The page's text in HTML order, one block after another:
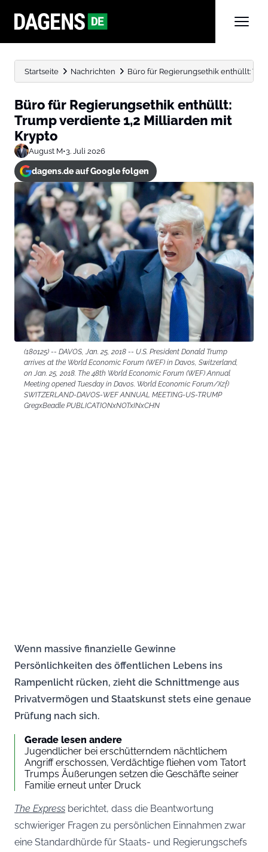
Startseite Nachrichten Büro für Regierungsethik enthüllt:
Büro für Regierungsethik enthüllt:
Trump verdiente 1,2 Milliarden mit
Krypto
August M•3. Juli 2026
dagens.de auf Google folgen
(180125) -- DAVOS, Jan. 25, 2018 -- U.S. President Donald Trump
arrives at the World Economic Forum (WEF) in Davos, Switzerland,
on Jan. 25, 2018. The 48th World Economic Forum (WEF) Annual
Meeting opened Tuesday in Davos. World Economic Forum/)(zf)
SWITZERLAND-DAVOS-WEF ANNUAL MEETING-US-TRUMP
GregxBeadle PUBLICATIONxNOTxINxCHN
Wenn massive finanzielle Gewinne
Persönlichkeiten des öffentlichen Lebens ins
Rampenlicht rücken, zieht die Schnittmenge aus
Privatvermögen und Staatskunst stets eine genaue
Prüfung nach sich.
Gerade lesen andere
Jugendlicher bei erschütterndem nächtlichem
Angriff erschossen, Verdächtige fliehen vom Tatort
Trumps Äußerungen setzen die Geschäfte seiner
Familie erneut unter Druck
The Express berichtet, dass die Beantwortung
schwieriger Fragen zu persönlichen Einnahmen zwar
eine Standardhürde für Staats- und Regierungschefs